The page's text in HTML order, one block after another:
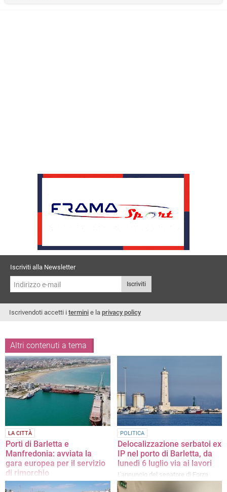
Iscriviti alla Newsletter
Iscriviti
Iscrivendoti accetti i termini e la privacy policy
Altri contenuti a tema
LA CITTÀ
Porti di Barletta e
Manfredonia: avviata la
gara europea per il servizio
di rimorchio
E' prevista una concessione unica
POLITICA
Delocalizzazione serbatoi ex
IP nel porto di Barletta, da
lunedì 6 luglio via ai lavori
L'annuncio del senatore di Forza
Italia Dario Damiani